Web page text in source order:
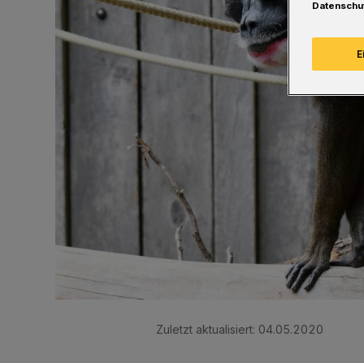
Zuletzt aktualisiert: 04.05.2020